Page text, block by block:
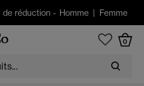
réduction - Homme| Femme
0